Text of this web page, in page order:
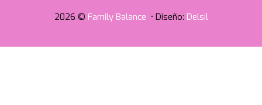
2026 © Family Balance • Diseño: Delsil